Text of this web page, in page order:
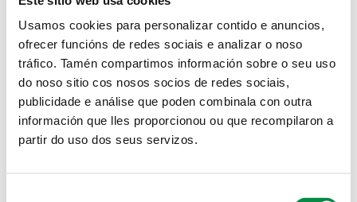
Usamos cookies para personalizar contido e anuncios,
ofrecer funcións de redes sociais e analizar o noso
tráfico. Tamén compartimos información sobre o seu uso
do noso sitio cos nosos socios de redes sociais,
publicidade e análise que poden combinala con outra
información que lles proporcionou ou que recompilaron a
partir do uso dos seus servizos.
O concello de Ames en risco extremo de
incendio forestal
Imagen: